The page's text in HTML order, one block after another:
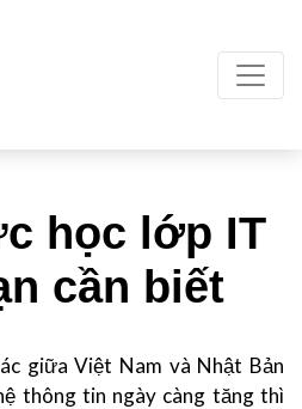
học lớp IT
cần biết
giữa Việt Nam và Nhật Bản
thông tin ngày càng tăng thì